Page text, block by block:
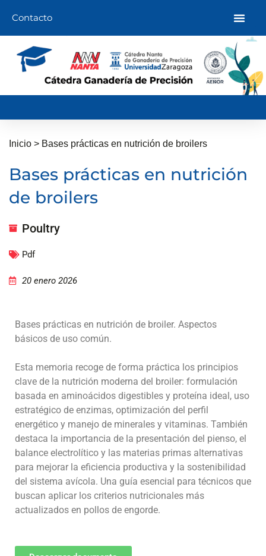
contenido
Contacto
Inicio> Bases prácticas en nutrición de broilers
Bases prácticas en nutrición
de broilers
Poultry
Pdf
20 enero 2026
Bases prácticas en nutrición de broiler. Aspectos
básicos de uso común.
Esta memoria recoge de forma práctica los principios
clave de la nutrición moderna del broiler: formulación
basada en aminoácidos digestibles y proteína ideal, uso
estratégico de enzimas, optimización del perfil
energético y manejo de minerales y vitaminas. También
destaca la importancia de la presentación del pienso, el
balance electrolítico y las materias primas alternativas
para mejorar la eficiencia productiva y la sostenibilidad
del sistema avícola. Una guía esencial para técnicos que
buscan aplicar los criterios nutricionales más
actualizados en pollos de engorde.